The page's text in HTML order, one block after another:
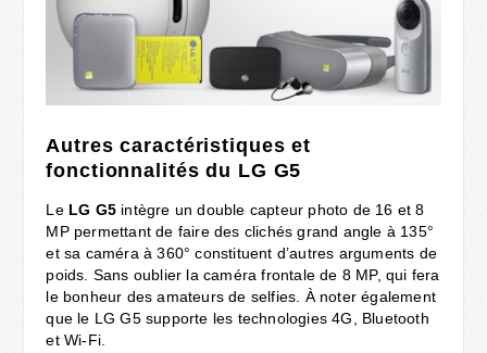
Autres caractéristiques et
fonctionnalités du LG G5
Le LG G5 intègre un double capteur photo de 16 et 8
MP permettant de faire des clichés grand angle à 135°
et sa caméra à 360° constituent d’autres arguments de
poids. Sans oublier la caméra frontale de 8 MP, qui fera
le bonheur des amateurs de selfies. À noter également
que le LG G5 supporte les technologies 4G, Bluetooth
et Wi-Fi.